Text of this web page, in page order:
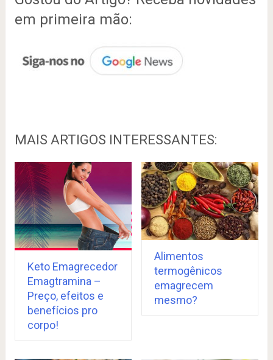
em primeira mão:
MAIS ARTIGOS INTERESSANTES:
Keto Emagrecedor
Emagtramina –
Preço, efeitos e
benefícios pro
corpo!
Alimentos
termogênicos
emagrecem
mesmo?